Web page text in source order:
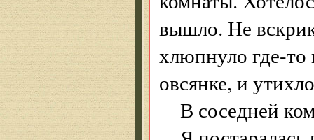
вышло. Не
хлюпнуло где-то
овсянке, и
В соседней